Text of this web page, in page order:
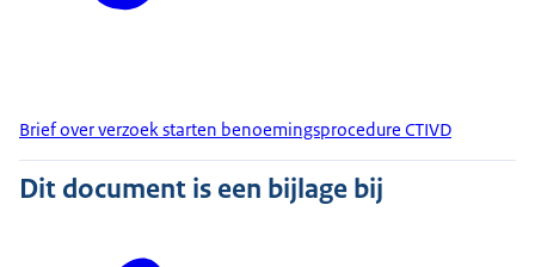
Brief over verzoek starten benoemingsprocedure CTIVD
Dit document is een bijlage bij